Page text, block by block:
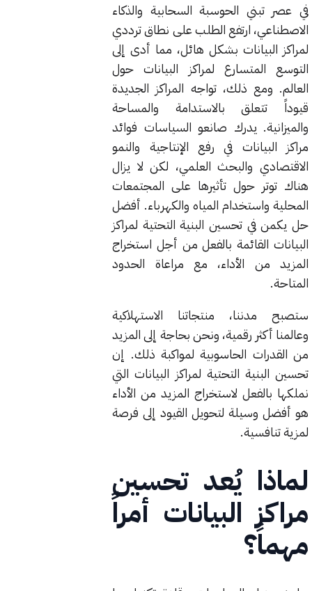
في عصر تبني الحوسبة السحابية والذكاء
الاصطناعي، ارتفع الطلب على نطاق ترددي
لمراكز البيانات بشكل هائل، مما أدى إلى
التوسع المتسارع لمراكز البيانات حول
العالم. ومع ذلك، تواجه المراكز الجديدة
قيوداً تتعلق بالاستدامة والمساحة
والميزانية. يدرك صانعو السياسات فوائد
مراكز البيانات في رفع الإنتاجية والنمو
الاقتصادي والبحث العلمي، لكن لا يزال
هناك توتر حول تأثيرها على المجتمعات
المحلية واستخدام المياه والكهرباء. أفضل
حل يكمن في تحسين البنية التحتية لمراكز
البيانات القائمة بالفعل من أجل استخراج
المزيد من الأداء، مع مراعاة الحدود
المتاحة.
ستصبح مدننا، منتجاتنا الاستهلاكية
وعالمنا أكثر رقمية، ونحن بحاجة إلى المزيد
من القدرات الحاسوبية لمواكبة ذلك. إن
تحسين البنية التحتية لمراكز البيانات التي
نملكها بالفعل لاستخراج المزيد من الأداء
هو أفضل وسيلة لتحويل القيود إلى فرصة
لمزية تنافسية.
لماذا يُعد تحسين
مراكز البيانات أمراً
مهماً؟